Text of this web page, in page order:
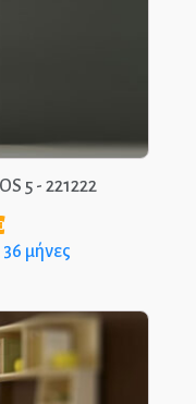
5 - 221222
μήνες